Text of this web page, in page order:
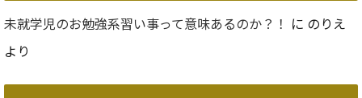
未就学児のお勉強系習い事って意味あるのか？！ に のりえ
より